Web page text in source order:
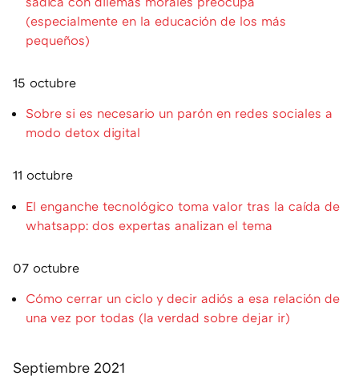
(especialmente en la educación de los más
pequeños)
15 octubre
Sobre si es necesario un parón en redes sociales a
modo detox digital
11 octubre
El enganche tecnológico toma valor tras la caída de
whatsapp: dos expertas analizan el tema
07 octubre
Cómo cerrar un ciclo y decir adiós a esa relación de
una vez por todas (la verdad sobre dejar ir)
Septiembre 2021